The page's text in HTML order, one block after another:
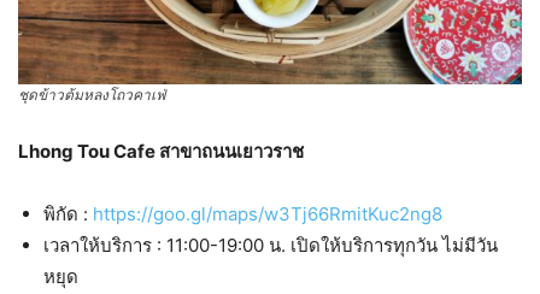
ชุดข้าวต้มหลงโถวคาเฟ่
Lhong Tou Cafe สาขาถนนเยาวราช
พิกัด : https://goo.gl/maps/w3Tj66RmitKuc2ng8
เวลาให้บริการ : 11:00-19:00 น. เปิดให้บริการทุกวัน ไม่มีวัน
หยุด